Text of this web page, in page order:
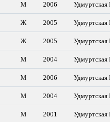
М 2006 Удмуртская
Ж 2005 Удмуртская
Ж 2005 Удмуртская
М 2004 Удмуртская
М 2006 Удмуртская
М 2004 Удмуртская
М 2001 Удмуртская